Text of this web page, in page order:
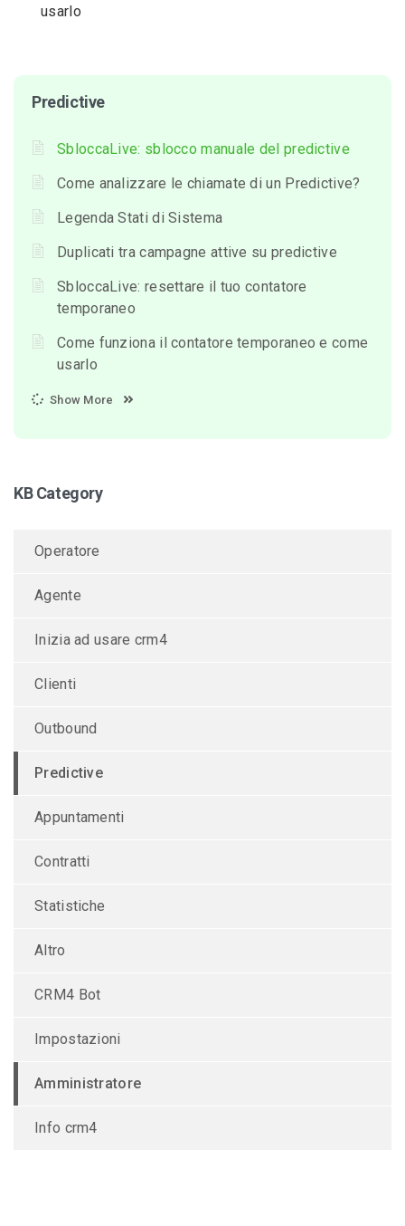
usarlo
Predictive
SbloccaLive: sblocco manuale del predictive
Come analizzare le chiamate di un Predictive?
Legenda Stati di Sistema
Duplicati tra campagne attive su predictive
SbloccaLive: resettare il tuo contatore
temporaneo
Come funziona il contatore temporaneo e come
usarlo
Show More
KB Category
Operatore
Agente
Inizia ad usare crm4
Clienti
Outbound
Predictive
Appuntamenti
Contratti
Statistiche
Altro
CRM4 Bot
Impostazioni
Amministratore
Info crm4